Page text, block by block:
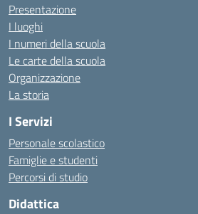
Presentazione
I luoghi
I numeri della scuola
Le carte della scuola
Organizzazione
La storia
I Servizi
Personale scolastico
Famiglie e studenti
Percorsi di studio
Didattica